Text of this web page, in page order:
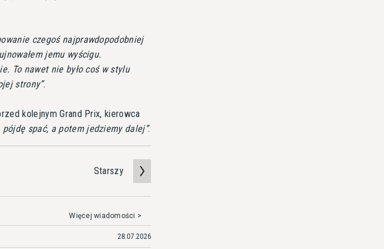
czegoś najprawdopodobniej
jemu wyścigu.
To nawet nie było coś w stylu
strony .
kolejnym Grand Prix, kierowca
pójdę spać, a potem jedziemy dalej .
Starszy
Więcej wiadomości >
28.07.2026